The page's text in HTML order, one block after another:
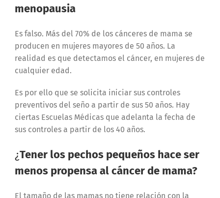
menopausia
Es falso. Más del 70% de los cánceres de mama se
producen en mujeres mayores de 50 años. La
realidad es que detectamos el cáncer, en mujeres de
cualquier edad.
Es por ello que se solicita iniciar sus controles
preventivos del seño a partir de sus 50 años. Hay
ciertas Escuelas Médicas que adelanta la fecha de
sus controles a partir de los 40 años.
¿Tener los pechos pequeños hace ser
menos propensa al cáncer de mama?
El tamaño de las mamas no tiene relación con la